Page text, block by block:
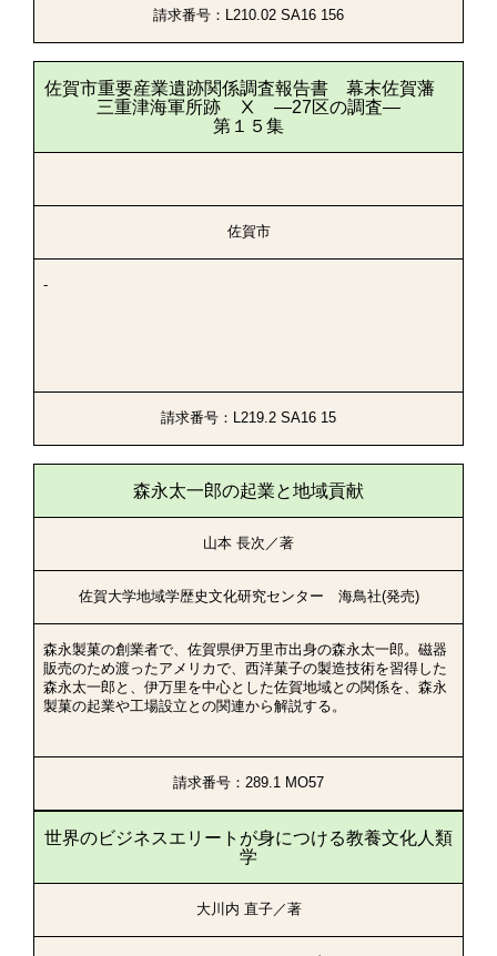
請求番号：L210.02 SA16 156
佐賀市重要産業遺跡関係調査報告書 幕末佐賀藩
三重津海軍所跡 Ⅹ ―27区の調査―
第１５集
佐賀市
-
請求番号：L219.2 SA16 15
森永太一郎の起業と地域貢献
山本 長次／著
佐賀大学地域学歴史文化研究センター 海鳥社(発売)
森永製菓の創業者で、佐賀県伊万里市出身の森永太一郎。磁器
販売のため渡ったアメリカで、西洋菓子の製造技術を習得した
森永太一郎と、伊万里を中心とした佐賀地域との関係を、森永
製菓の起業や工場設立との関連から解説する。
請求番号：289.1 MO57
世界のビジネスエリートが身につける教養文化人類
学
大川内 直子／著